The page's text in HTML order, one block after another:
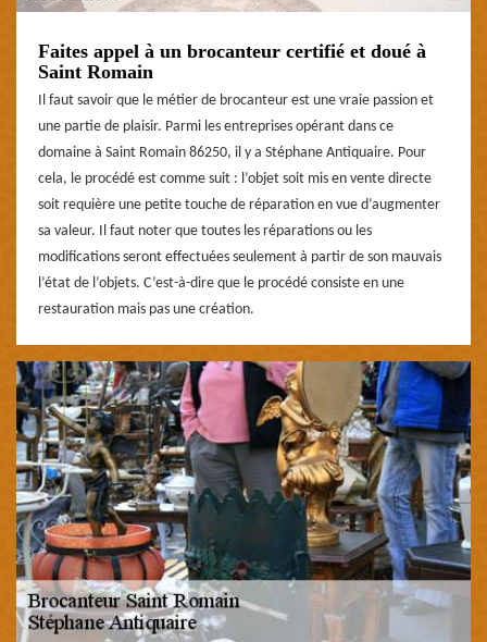
Faites appel à un brocanteur certifié et doué à
Saint Romain
Il faut savoir que le métier de brocanteur est une vraie passion et
une partie de plaisir. Parmi les entreprises opérant dans ce
domaine à Saint Romain 86250, il y a Stéphane Antiquaire. Pour
cela, le procédé est comme suit : l’objet soit mis en vente directe
soit requière une petite touche de réparation en vue d’augmenter
sa valeur. Il faut noter que toutes les réparations ou les
modifications seront effectuées seulement à partir de son mauvais
l’état de l’objets. C’est-à-dire que le procédé consiste en une
restauration mais pas une création.